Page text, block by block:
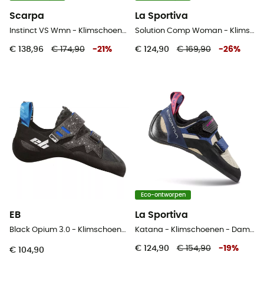
Scarpa
Instinct VS Wmn - Klimschoenen - Dames
€ 138,96 € 174,90 -21 %
La Sportiva
Solution Comp Woman - Klimschoenen - Dames
€ 124,90 € 169,90 -26%
EB
Black Opium 3.0 - Klimschoenen - Dames
€ 104,90
Eco-ontworpen
La Sportiva
Katana - Klimschoenen - Dames
€ 124,90 € 154,90 -19%